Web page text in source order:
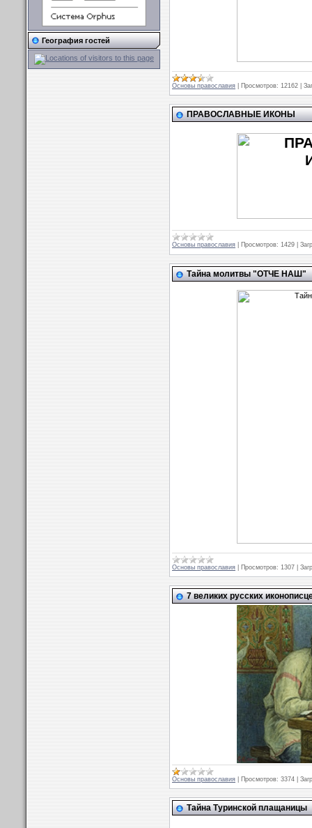
География гостей
Основы православия Просмотров: 12162
ПРАВОСЛАВНЫЕ ИКОНЫ
Основы православия Просмотров: 1429
Тайна молитвы "ОТЧЕ НАШ"
Основы православия Просмотров: 1307
7 великих русских
Основы православия Просмотров: 3374
Тайна Туринской плащаницы